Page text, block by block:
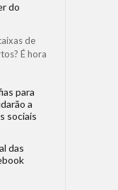
do
de
É hora
para
a
sociais
das